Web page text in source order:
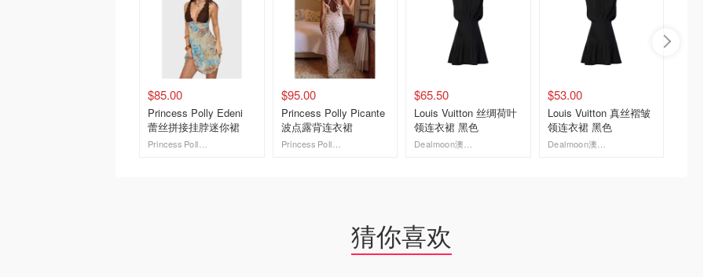
$85.00
Princess Polly Edeni
蕾丝拼接挂脖迷你裙
$95.00
Princess Polly Picante
波点露背连衣裙
$65.50
Louis Vuitton 丝绸荷叶
领连衣裙 黑色
$53.00
Louis Vuitton 真丝褶皱
领连衣裙 黑色
猜你喜欢